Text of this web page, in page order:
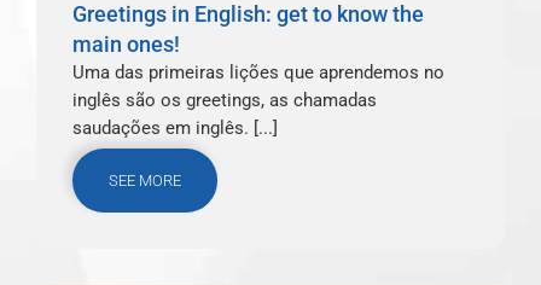
Greetings in English: get to know the
main ones!
Uma das primeiras lições que aprendemos no
inglês são os greetings, as chamadas
saudações em inglês. [...]
SEE MORE